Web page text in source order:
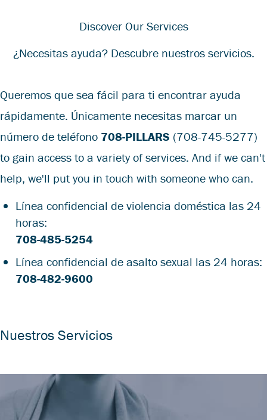
Discover Our Services
¿Necesitas ayuda? Descubre nuestros servicios.
Queremos que sea fácil para ti encontrar ayuda
rápidamente. Únicamente necesitas marcar un
número de teléfono 708-PILLARS (708-745-5277)
to gain access to a variety of services. And if we can't
help, we'll put you in touch with someone who can.
Línea confidencial de violencia doméstica las 24
horas:
708-485-5254
Línea confidencial de asalto sexual las 24 horas:
708-482-9600
Nuestros Servicios